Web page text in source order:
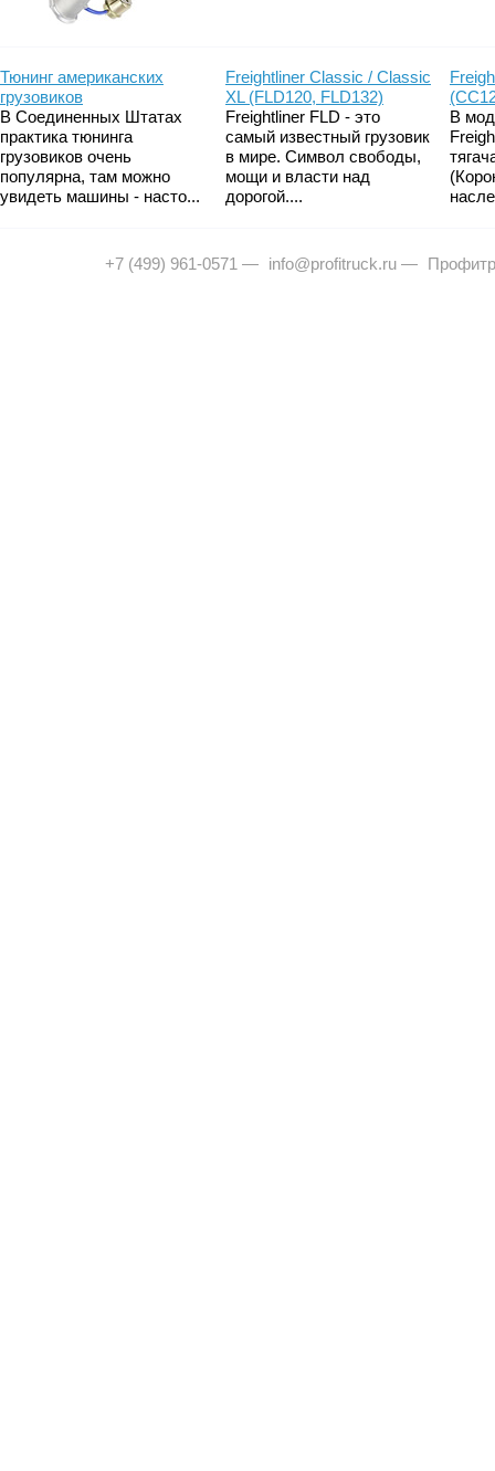
Тюнинг американских
грузовиков
В Соединенных Штатах
практика тюнинга
грузовиков очень
популярна, там можно
увидеть машины - насто...
Freightliner Classic / Classic
XL (FLD120, FLD132)
Freightliner FLD - это
самый известный грузовик
в мире. Символ свободы,
мощи и власти над
дорогой....
В
+7 (499) 961-0571 — info@profitruck.ru —